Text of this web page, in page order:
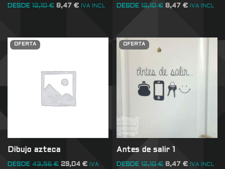
DESDE 12,10€ 8,47 € IVA INCL DESDE 12,10€ 8,47€ IVA INCL
OFERTA
Dibujo azteca
DESDE 43,56€ 29,04 € IVA
OFERTA
Antes de salir 1
DESDE 12,10€ 8,47€ IVA INCL